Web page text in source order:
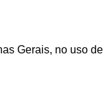
Gerais, no uso